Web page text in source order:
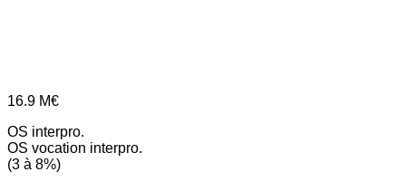
16.9 M€
OS interpro.
OS vocation interpro.
(3 à 8%)